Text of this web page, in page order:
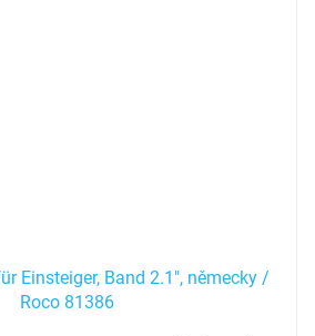
Einsteiger, Band 2.1", německy /
Roco 81386